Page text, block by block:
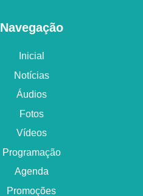
Navegação
Inicial
Notícias
Áudios
Fotos
Vídeos
Programação
Agenda
Promoções